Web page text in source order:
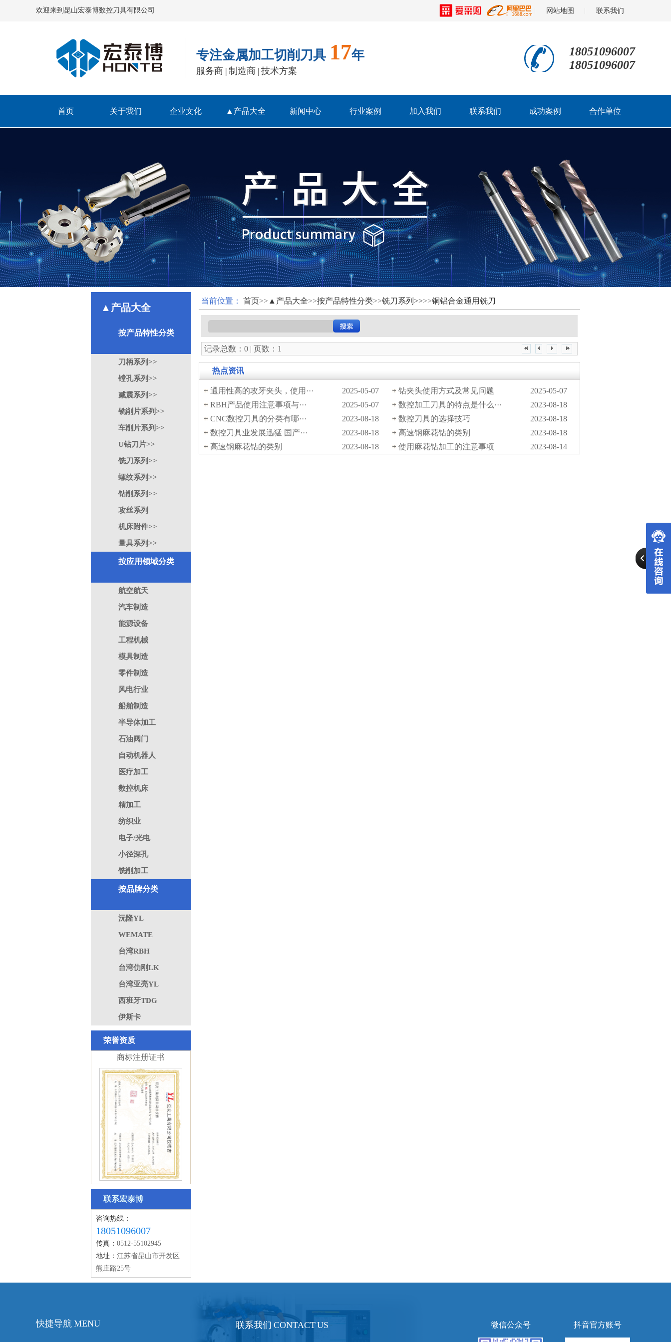
欢迎来到昆山宏泰博数控刀具有限公司 网站地图 联系我们
专注金属加工切削刀具 17年
服务商 | 制造商 | 技术方案
18051096007
18051096007
首页 关于我们 企业文化 ▲产品大全 新闻中心 行业案例 加入我们 联系我们 成功案例 合作单位
▲产品大全
按产品特性分类
刀柄系列>>
镗孔系列>>
减震系列>>
铣削片系列>>
车削片系列>>
U钻刀片>>
铣刀系列>>
螺纹系列>>
钻削系列>>
攻丝系列
机床附件>>
量具系列>>
按应用领域分类
航空航天
汽车制造
能源设备
工程机械
模具制造
零件制造
风电行业
船舶制造
半导体加工
石油阀门
自动机器人
医疗加工
数控机床
精加工
纺织业
电子/光电
小径深孔
铣削加工
按品牌分类
沅隆YL
WEMATE
台湾RBH
台湾仂刚LK
台湾亚亮YL
西班牙TDG
伊斯卡
荣誉资质
IOS9001:2015标准
YL授权书
联系宏泰博
咨询热线：
18051096007
传真： 0512-55102945
地址： 江苏省昆山市开发区
熊庄路25号
当前位置： 首页>> ▲产品大全>>按产品特性分类>>铣刀系列>>>>铜铝合金通用铣刀
记录总数：0 | 页数：1
热点资讯
2025-05-07
通用性高的攻牙夹头，使用··· 2025-05-07
钻夹头使用方式及常见问题
2025-05-07
RBH产品使用注意事项与··· 2023-08-18
数控加工刀具的特点是什么···
2023-08-18
CNC数控刀具的分类有哪··· 2023-08-18
数控刀具的选择技巧
2023-08-18
数控刀具业发展迅猛 国产··· 2023-08-18
高速钢麻花钻的类别
2023-08-18
高速钢麻花钻的类别 2023-08-14
使用麻花钻加工的注意事项
快捷导航 MENU 联系我们 CONTACT US 微信公众号 抖音官方账号